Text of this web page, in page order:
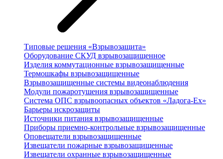
Типовые решения «Взрывозащита»
Оборудование СКУД взрывозащищенное
Изделия коммутационные взрывозащищенные
Термошкафы взрывозащищенные
Взрывозащищенные системы видеонаблюдения
Модули пожаротушения взрывозащищенные
Система ОПС взрывоопасных объектов «Ладога-Ex»
Барьеры искрозащиты
Источники питания взрывозащищенные
Приборы приемно-контрольные взрывозащищенные
Оповещатели взрывозащищенные
Извещатели пожарные взрывозащищенные
Извещатели охранные взрывозащищенные